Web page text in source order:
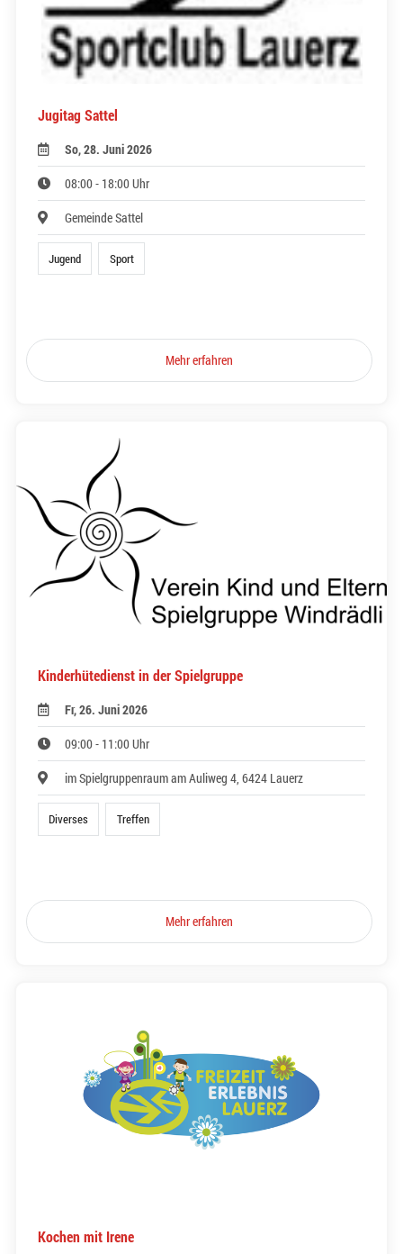
Jugitag Sattel
So, 28. Juni 2026
08:00 - 18:00 Uhr
Gemeinde Sattel
Jugend Sport
Mehr erfahren
Kinderhütedienst in der Spielgruppe
Fr, 26. Juni 2026
09:00 - 11:00 Uhr
im Spielgruppenraum am Auliweg 4, 6424 Lauerz
Diverses Treffen
Mehr erfahren
Kochen mit Irene